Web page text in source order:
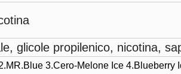
glicole propilenico, nicotina,
3.Cero-Melone Ice